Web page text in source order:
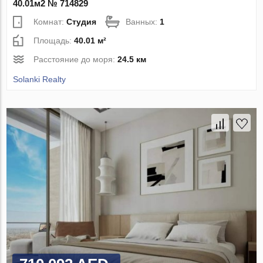
40.01м2 № 714829
Комнат:Студия Ванных:1
Площадь:40.01 м²
Расстояние до моря:24.5 км
Solanki Realty